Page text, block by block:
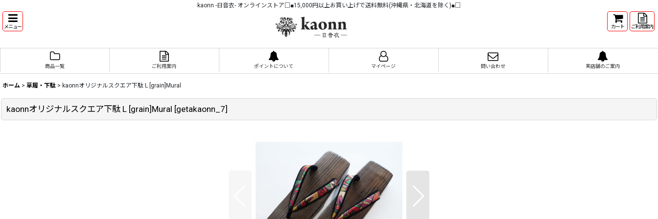
kaonn -日音衣- オンラインストア□■15,000円以上お買い上げで送料無料(沖縄県・北海道を除く)■□
メニュー カート ご利用案内
商品一覧 ご利用案内 ポイントについて マイページ 問い合わせ 実店舗のご案内
ホーム > 草履・下駄 > kaonnオリジナルスクエア下駄 L [grain]Mural
kaonnオリジナルスクエア下駄 L [grain]Mural [getakaonn_7]